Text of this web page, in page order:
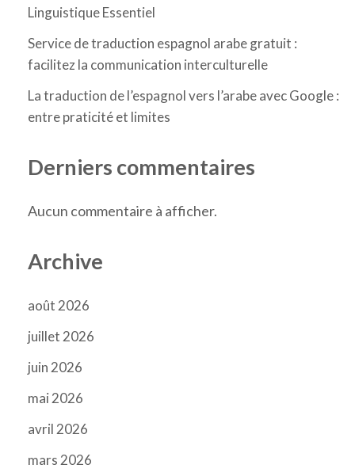
Linguistique Essentiel
Service de traduction espagnol arabe gratuit :
facilitez la communication interculturelle
La traduction de l’espagnol vers l’arabe avec Google :
entre praticité et limites
Derniers commentaires
Aucun commentaire à afficher.
Archive
août 2026
juillet 2026
juin 2026
mai 2026
avril 2026
mars 2026